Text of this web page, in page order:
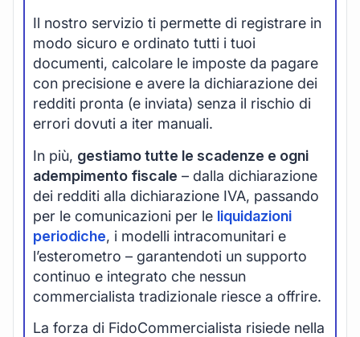
Il nostro servizio ti permette di registrare in
modo sicuro e ordinato tutti i tuoi
documenti, calcolare le imposte da pagare
con precisione e avere la dichiarazione dei
redditi pronta (e inviata) senza il rischio di
errori dovuti a iter manuali.
In più, gestiamo tutte le scadenze e ogni
adempimento fiscale – dalla dichiarazione
dei redditi alla dichiarazione IVA, passando
per le comunicazioni per le liquidazioni
periodiche, i modelli intracomunitari e
l’esterometro – garantendoti un supporto
continuo e integrato che nessun
commercialista tradizionale riesce a offrire.
La forza di FidoCommercialista risiede nella